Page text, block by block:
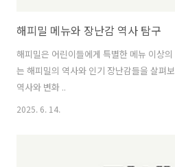
해피밀 메뉴와 장난감 역사 탐구
해피밀은 어린이들에게 특별한 메뉴 이상
는 해피밀의 역사와 인기 장난감들을 살펴
역사와 변화 ..
2025. 6. 14.